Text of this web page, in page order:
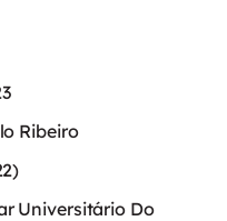
Ribeiro
Universitário Do